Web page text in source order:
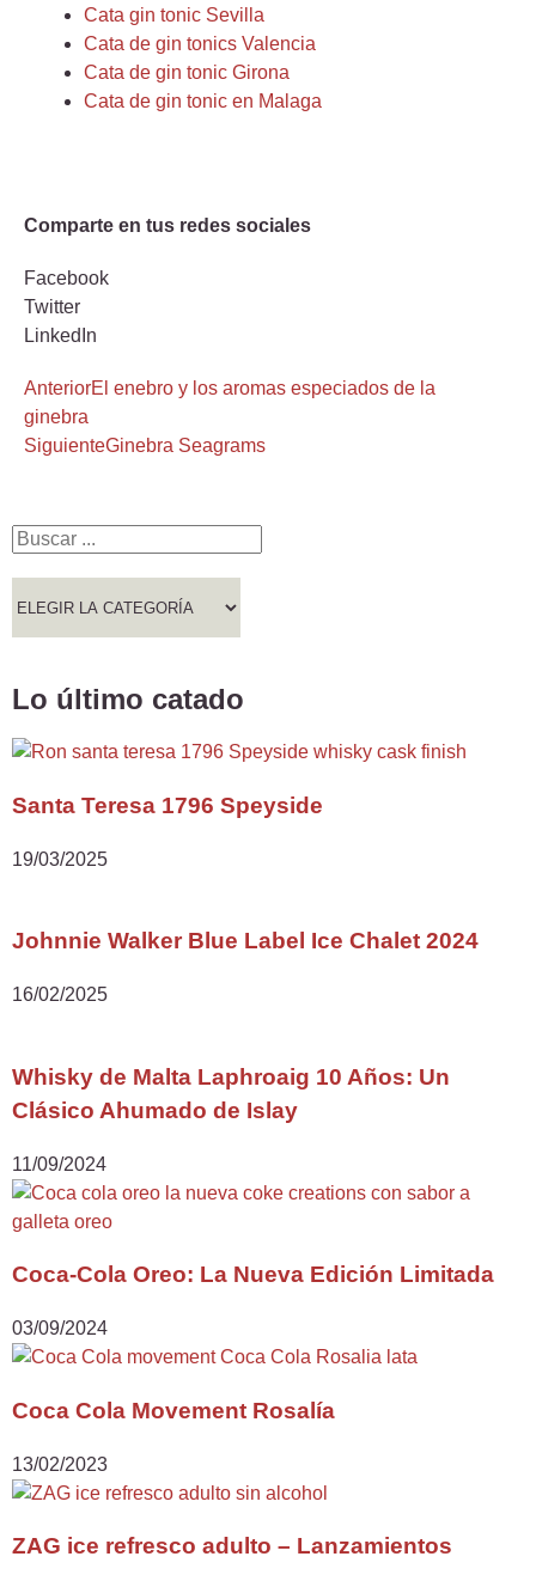
Cata gin tonic Sevilla
Cata de gin tonics Valencia
Cata de gin tonic Girona
Cata de gin tonic en Malaga
Comparte en tus redes sociales
Facebook
Twitter
LinkedIn
AnteriorEl enebro y los aromas especiados de la
ginebra
SiguienteGinebra Seagrams
Lo último catado
Santa Teresa 1796 Speyside
19/03/2025
Johnnie Walker Blue Label Ice Chalet 2024
16/02/2025
Whisky de Malta Laphroaig 10 Años: Un
Clásico Ahumado de Islay
11/09/2024
Coca-Cola Oreo: La Nueva Edición Limitada
03/09/2024
Coca Cola Movement Rosalía
13/02/2023
ZAG ice refresco adulto – Lanzamientos